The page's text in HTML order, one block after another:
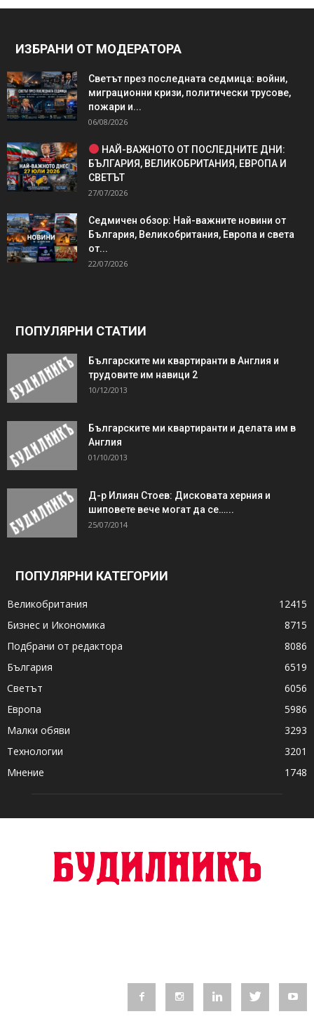
ИЗБРАНИ ОТ МОДЕРАТОРА
Светът през последната седмица: войни,
миграционни кризи, политически трусове,
пожари и...
06/08/2026
НАЙ-ВАЖНОТО ОТ ПОСЛЕДНИТЕ ДНИ:
БЪЛГАРИЯ, ВЕЛИКОБРИТАНИЯ, ЕВРОПА И
СВЕТЪТ
27/07/2026
Седмичен обзор: Най-важните новини от
България, Великобритания, Европа и света
от...
22/07/2026
ПОПУЛЯРНИ СТАТИИ
Българските ми квартиранти в Англия и
трудовите им навици 2
10/12/2013
Българските ми квартиранти и делата им в
Англия
01/10/2013
Д-р Илиян Стоев: Дисковата херния и
шиповете вече могат да се…...
25/07/2014
ПОПУЛЯРНИ КАТЕГОРИИ
Великобритания
12415
Бизнес и Икономика
8715
Подбрани от редактора
8086
България
6519
Светът
6056
Европа
5986
Малки обяви
3293
Технологии
3201
Мнение
1748